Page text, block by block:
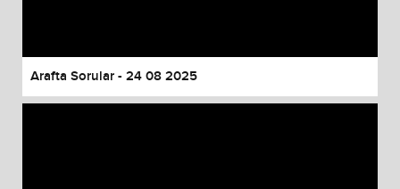
Arafta Sorular - 24 08 2025